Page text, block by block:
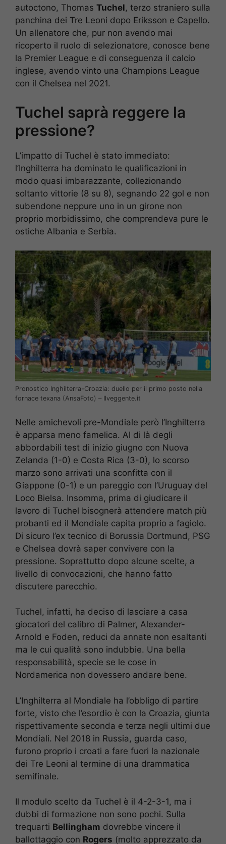
autoctono, Thomas Tuchel, terzo straniero sulla
panchina dei Tre Leoni dopo Eriksson e Capello.
Un allenatore che, pur non avendo mai
ricoperto il ruolo di selezionatore, conosce bene
la Premier League e di conseguenza il calcio
inglese, avendo vinto una Champions League
con il Chelsea nel 2021.
Tuchel saprà reggere la
pressione?
L’impatto di Tuchel è stato immediato:
l’Inghilterra ha dominato le qualificazioni in
modo quasi imbarazzante, collezionando
soltanto vittorie (8 su 8), segnando 22 gol e non
subendone neppure uno in un girone non
proprio morbidissimo, che comprendeva pure le
ostiche Albania e Serbia.
Pronostico Inghilterra-Croazia: duello per il primo posto nella
fornace texana (AnsaFoto) – Ilveggente.it
Nelle amichevoli pre-Mondiale però l’Inghilterra
è apparsa meno famelica. Al di là degli
abbordabili test di inizio giugno con Nuova
Zelanda (1-0) e Costa Rica (3-0), lo scorso
marzo sono arrivati una sconfitta con il
Giappone (0-1) e un pareggio con l’Uruguay del
Loco Bielsa. Insomma, prima di giudicare il
lavoro di Tuchel bisognerà attendere match più
probanti ed il Mondiale capita proprio a fagiolo.
Di sicuro l’ex tecnico di Borussia Dortmund, PSG
e Chelsea dovrà saper convivere con la
pressione. Soprattutto dopo alcune scelte, a
livello di convocazioni, che hanno fatto
discutere parecchio.
Tuchel, infatti, ha deciso di lasciare a casa
giocatori del calibro di Palmer, Alexander-
Arnold e Foden, reduci da annate non esaltanti
ma le cui qualità sono indubbie. Una bella
responsabilità, specie se le cose in
Nordamerica non dovessero andare bene.
L’Inghilterra al Mondiale ha l’obbligo di partire
forte, visto che l’esordio è con la Croazia, giunta
rispettivamente seconda e terza negli ultimi due
Mondiali. Nel 2018 in Russia, guarda caso,
furono proprio i croati a fare fuori la nazionale
dei Tre Leoni al termine di una drammatica
semifinale.
Il modulo scelto da Tuchel è il 4-2-3-1, ma i
dubbi di formazione non sono pochi. Sulla
trequarti Bellingham dovrebbe vincere il
ballottaggio con Rogers (molto apprezzato da